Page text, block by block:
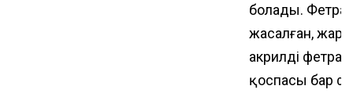
болады. Фетра
жасалған,
акрилді
қоспасы бар